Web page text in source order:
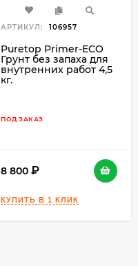
АРТИКУЛ: 106957
Puretop Primer-ECO
Грунт без запаха для
внутренних работ 4,5
кг.
ПОД ЗАКАЗ
8 800